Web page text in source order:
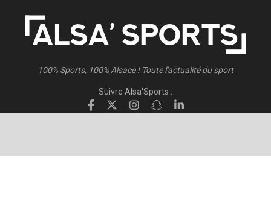
100% Sports, 100% Alsace ! Toute l'actualité du sport
Suivre Alsa'Sports :